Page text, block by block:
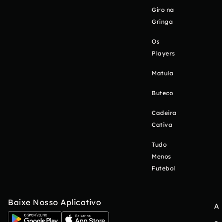
Giro na
Gringa
Os
Players
Matula
Buteco
Cadeira
Cativa
Tudo
Menos
Futebol
Baixe Nosso Aplicativo
A